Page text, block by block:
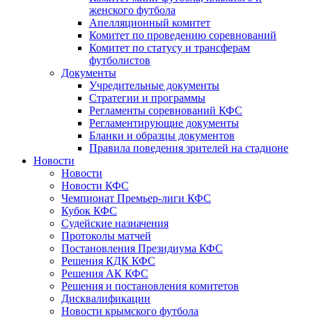
женского футбола
Апелляционный комитет
Комитет по проведению соревнований
Комитет по статусу и трансферам
футболистов
Документы
Учредительные документы
Стратегии и программы
Регламенты соревнований КФС
Регламентирующие документы
Бланки и образцы документов
Правила поведения зрителей на стадионе
Новости
Новости
Новости КФС
Чемпионат Премьер-лиги КФС
Кубок КФС
Судейские назначения
Протоколы матчей
Постановления Президиума КФС
Решения КДК КФС
Решения АК КФС
Решения и постановления комитетов
Дисквалификации
Новости крымского футбола